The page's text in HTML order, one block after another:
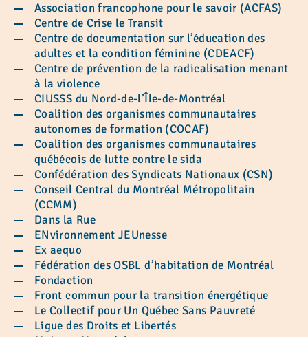
Association francophone pour le savoir (ACFAS)
Centre de Crise le Transit
Centre de documentation sur l’éducation des
adultes et la condition féminine (CDEACF)
Centre de prévention de la radicalisation menant
à la violence
CIUSSS du Nord-de-l’Île-de-Montréal
Coalition des organismes communautaires
autonomes de formation (COCAF)
Coalition des organismes communautaires
québécois de lutte contre le sida
Confédération des Syndicats Nationaux (CSN)
Conseil Central du Montréal Métropolitain
(CCMM)
Dans la Rue
ENvironnement JEUnesse
Ex aequo
Fédération des OSBL d’habitation de Montréal
Fondaction
Front commun pour la transition énergétique
Le Collectif pour Un Québec Sans Pauvreté
Ligue des Droits et Libertés